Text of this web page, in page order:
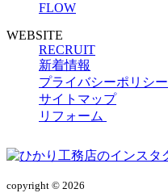
FLOW
WEBSITE
RECRUIT
新着情報
プライバシーポリシー
サイトマップ
リフォーム
copyright © 2026